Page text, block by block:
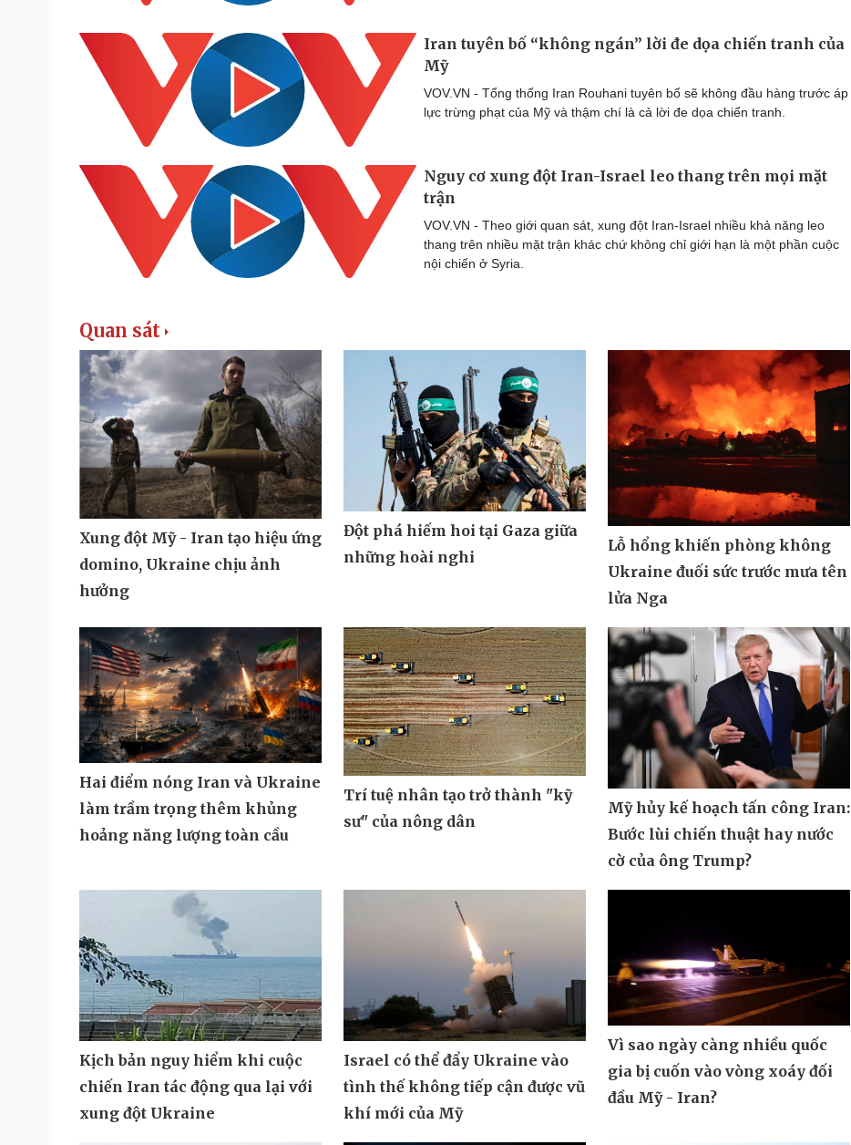
Iran tuyên bố “không ngán” lời đe dọa chiến tranh của
Mỹ
VOV.VN - Tổng thống Iran Rouhani tuyên bố sẽ không đầu hàng trước áp
lực trừng phạt của Mỹ và thậm chí là cả lời đe dọa chiến tranh.
Nguy cơ xung đột Iran-Israel leo thang trên mọi mặt
trận
VOV.VN - Theo giới quan sát, xung đột Iran-Israel nhiều khả năng leo
thang trên nhiều mặt trận khác chứ không chỉ giới hạn là một phần cuộc
nội chiến ở Syria.
Quan sát
Xung đột Mỹ - Iran tạo hiệu ứng
domino, Ukraine chịu ảnh
hưởng
Đột phá hiếm hoi tại Gaza giữa
những hoài nghi
Lỗ hổng khiến phòng không
Ukraine đuối sức trước mưa tên
lửa Nga
Hai điểm nóng Iran và Ukraine
làm trầm trọng thêm khủng
hoảng năng lượng toàn cầu
Trí tuệ nhân tạo trở thành "kỹ
sư" của nông dân
Mỹ hủy kế hoạch tấn công Iran:
Bước lùi chiến thuật hay nước
cờ của ông Trump?
Kịch bản nguy hiểm khi cuộc
chiến Iran tác động qua lại với
xung đột Ukraine
Israel có thể đẩy Ukraine vào
tình thế không tiếp cận được vũ
khí mới của Mỹ
Vì sao ngày càng nhiều quốc
gia bị cuốn vào vòng xoáy đối
đầu Mỹ - Iran?